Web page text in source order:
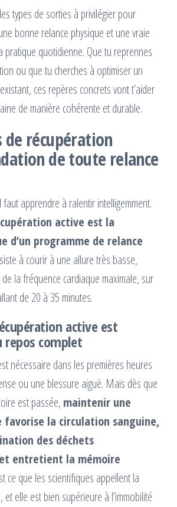
types de sorties à privilégier pour
bonne relance physique et une vraie
pratique quotidienne. Que tu reprennes
ou que tu cherches à optimiser un
ces repères concrets vont t’aider
de manière cohérente et durable.
de récupération
de toute relance
faut apprendre à ralentir intelligemment.
active est la
d’un programme de relance
à courir à une allure très basse,
la fréquence cardiaque maximale, sur
de 20 à 35 minutes.
active est
complet
nécessaire dans les premières heures
ou une blessure aiguë. Mais dès que
est passée, maintenir une
la circulation sanguine,
des déchets
entretient la mémoire
ce que les scientifiques appellent la
et elle est bien supérieure à l’immobilité